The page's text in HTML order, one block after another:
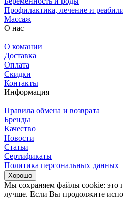
Профилактика, лечение и
Массаж
О нас
О комании
Доставка
Оплата
Скидки
Контакты
Информация
Правила обмена и возврата
Бренды
Качество
Новости
Статьи
Сертификаты
Политика персональных данных
Хорошо
Мы сохраняем файлы cookie: это
лучше. Если Вы продолжите